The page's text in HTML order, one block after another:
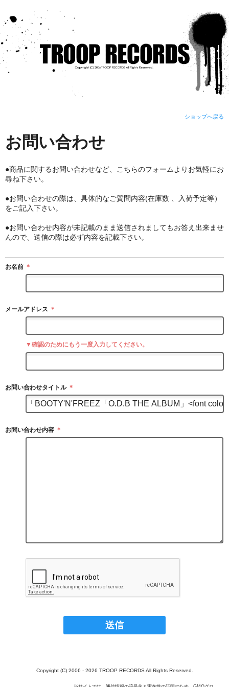
ショップへ戻る
お問い合わせ
●商品に関するお問い合わせなど、こちらのフォームよりお気軽にお
尋ね下さい。
●お問い合わせの際は、具体的なご質問内容(在庫数 、入荷予定等）
をご記入下さい。
●お問い合わせ内容が未記載のまま送信されましてもお答え出来ませ
んので、送信の際は必ず内容を記載下さい。
お名前 ＊
メールアドレス ＊
▼確認のためにもう一度入力してください。
お問い合わせタイトル ＊
お問い合わせ内容 ＊
Copyright (C) 2006 - 2026 TROOP RECORDS All Rights Reserved.